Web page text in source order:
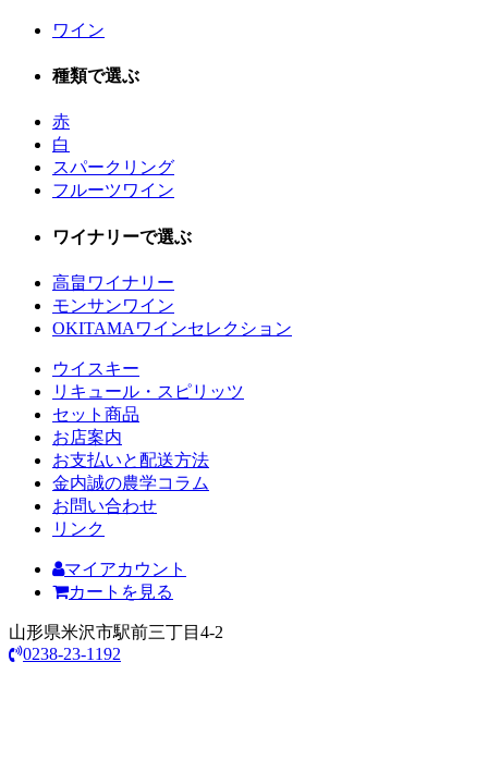
ワイン
種類で選ぶ
赤
白
スパークリング
フルーツワイン
ワイナリーで選ぶ
高畠ワイナリー
モンサンワイン
OKITAMAワインセレクション
ウイスキー
リキュール・スピリッツ
セット商品
お店案内
お支払いと配送方法
金内誠の農学コラム
お問い合わせ
リンク
マイアカウント
カートを見る
山形県米沢市駅前三丁目4-2
0238-23-1192